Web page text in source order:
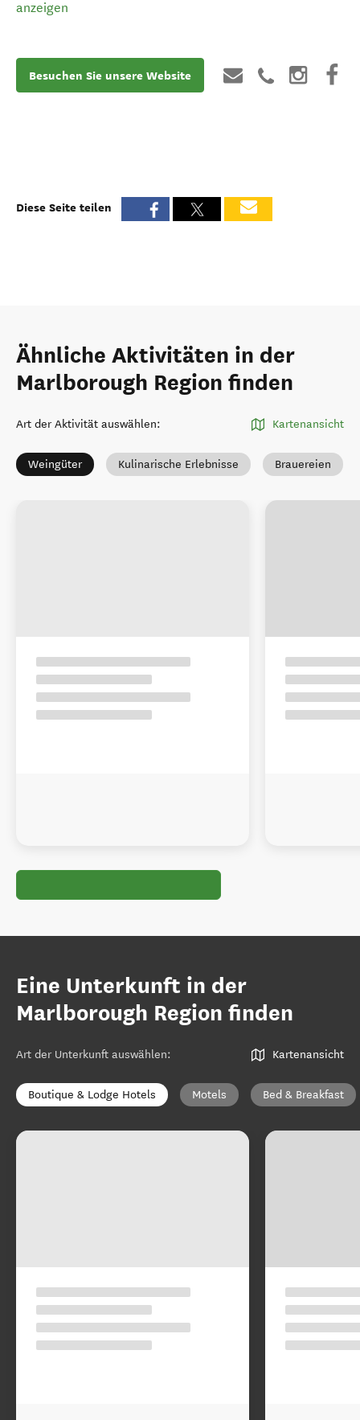
anzeigen
Besuchen Sie unsere Website
Diese Seite teilen
Ähnliche Aktivitäten in der
Marlborough Region finden
Art der Aktivität auswählen: Kartenansicht
Weingüter Kulinarische Erlebnisse Brauereien
Eine Unterkunft in der
Marlborough Region finden
Art der Unterkunft auswählen: Kartenansicht
Boutique & Lodge Hotels Motels Bed & Breakfast